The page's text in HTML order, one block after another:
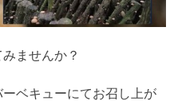
ませんか？
ベキューにてお召し上が